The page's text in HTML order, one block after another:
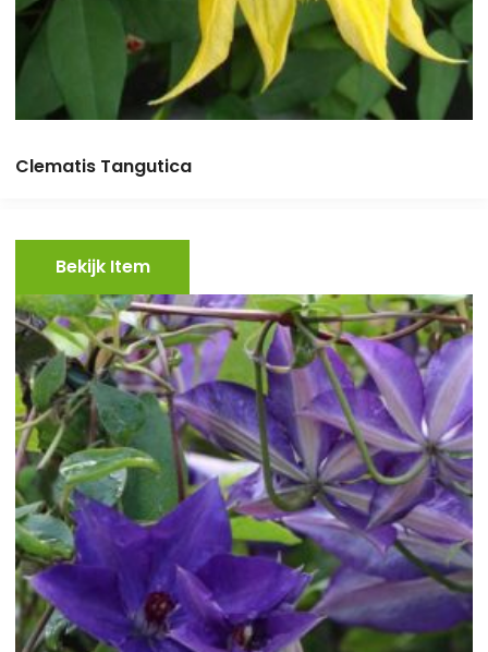
Clematis Tangutica
Bekijk Item